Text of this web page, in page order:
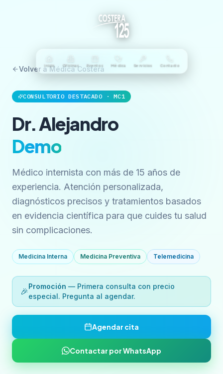
Inicio Oficinas Eventos Médica Servicios Contacto
Volver a Médica Costera
CONSULTORIO DESTACADO · MC1
Dr. Alejandro
Demo
Médico internista con más de 15 años de
experiencia. Atención personalizada,
diagnósticos precisos y tratamientos basados
en evidencia científica para que cuides tu salud
sin complicaciones.
Medicina Interna Medicina Preventiva Telemedicina
🎉
Promoción — Primera consulta con precio
especial. Pregunta al agendar.
Agendar cita
Contactar por WhatsApp